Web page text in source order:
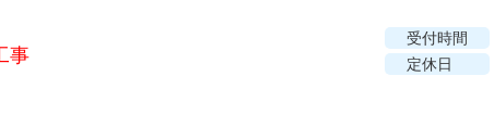
事
受付時間
定休日